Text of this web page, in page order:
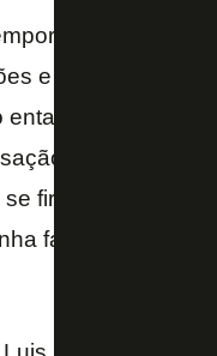
como o
e deu nova
entanto, se valeu
do futebol
firmou como
fazendo boas